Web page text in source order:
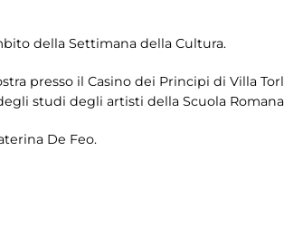
della Settimana della Cultura.
presso il Casino dei Principi di Villa
studi degli artisti della Scuola
De Feo.